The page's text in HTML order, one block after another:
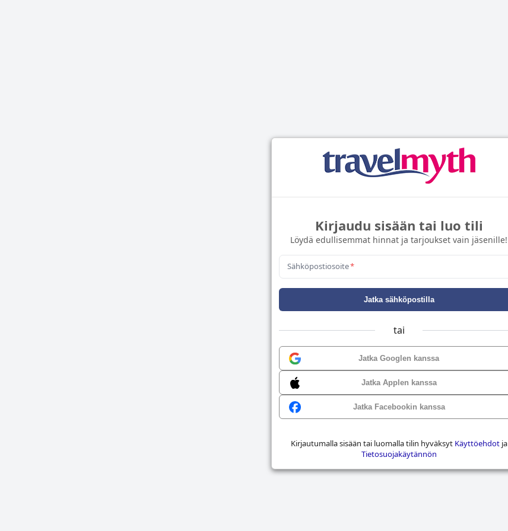
Kirjaudu sisään tai luo tili
Löydä edullisemmat hinnat ja tarjoukset vain jäsenille!
Sähköpostiosoite*
Jatka sähköpostilla
tai
Jatka Googlen kanssa
Jatka Applen kanssa
Jatka Facebookin kanssa
Kirjautumalla sisään tai luomalla tilin hyväksyt Käyttöehdotja
Tietosuojakäytännön